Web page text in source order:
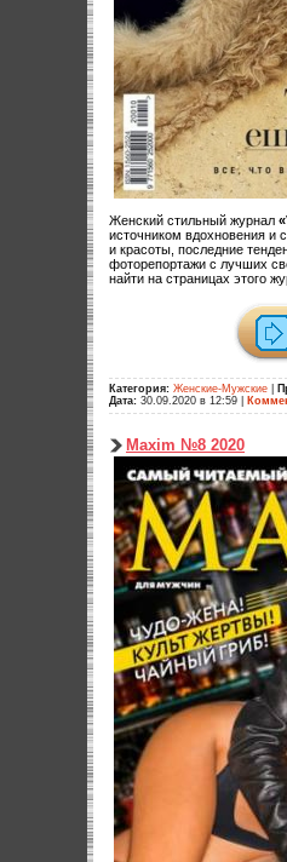
Женский стильный журнал
источником вдохновения и
и красоты, последние
фоторепортажи с лучших
найти на страницах этого
Категория: Женские-Мужские
Дата: 30.09.2020 в 12:59
Maxim №8 2020